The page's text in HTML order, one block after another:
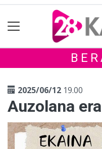
2025/06/12 19.00
Auzolana